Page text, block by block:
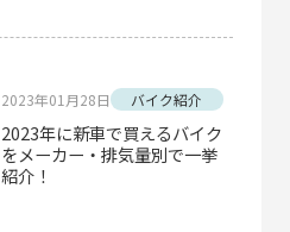
2023年01月28日 バイク紹介
2023年に新車で買えるバイク
をメーカー・排気量別で一挙
紹介！